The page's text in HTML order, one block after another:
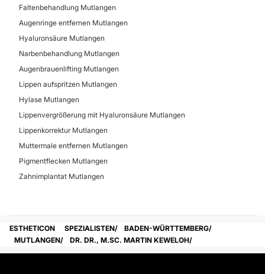
Faltenbehandlung Mutlangen
Augenringe entfernen Mutlangen
Hyaluronsäure Mutlangen
Narbenbehandlung Mutlangen
Augenbrauenlifting Mutlangen
Lippen aufspritzen Mutlangen
Hylase Mutlangen
Lippenvergrößerung mit Hyaluronsäure Mutlangen
Lippenkorrektur Mutlangen
Muttermale entfernen Mutlangen
Pigmentflecken Mutlangen
Zahnimplantat Mutlangen
ESTHETICON SPEZIALISTEN
BADEN-WÜRTTEMBERG
MUTLANGEN
DR. DR., M.SC. MARTIN KEWELOH